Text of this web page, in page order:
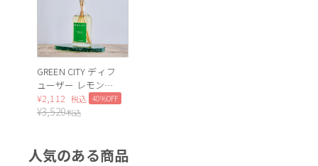
GREEN CITY ディフ
ューザー レモング
ラス&ラベンダー *
¥2,112 税込 40%OFF
¥3,520税込
人気のある商品